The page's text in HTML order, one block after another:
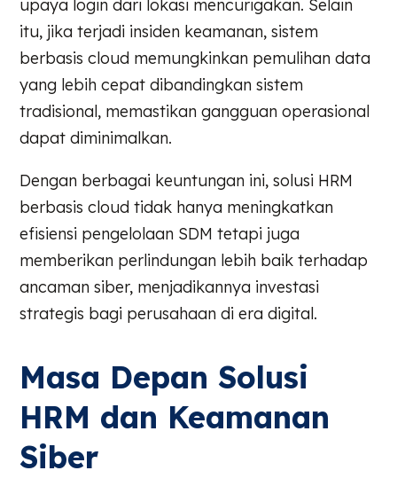
upaya login dari lokasi mencurigakan. Selain
itu, jika terjadi insiden keamanan, sistem
berbasis cloud memungkinkan pemulihan data
yang lebih cepat dibandingkan sistem
tradisional, memastikan gangguan operasional
dapat diminimalkan.
Dengan berbagai keuntungan ini, solusi HRM
berbasis cloud tidak hanya meningkatkan
efisiensi pengelolaan SDM tetapi juga
memberikan perlindungan lebih baik terhadap
ancaman siber, menjadikannya investasi
strategis bagi perusahaan di era digital.
Masa Depan Solusi
HRM dan Keamanan
Siber